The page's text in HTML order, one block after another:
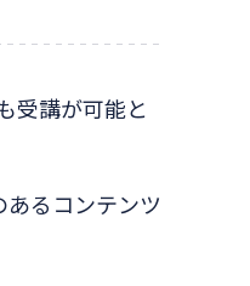
受講が可能と
るコンテンツ